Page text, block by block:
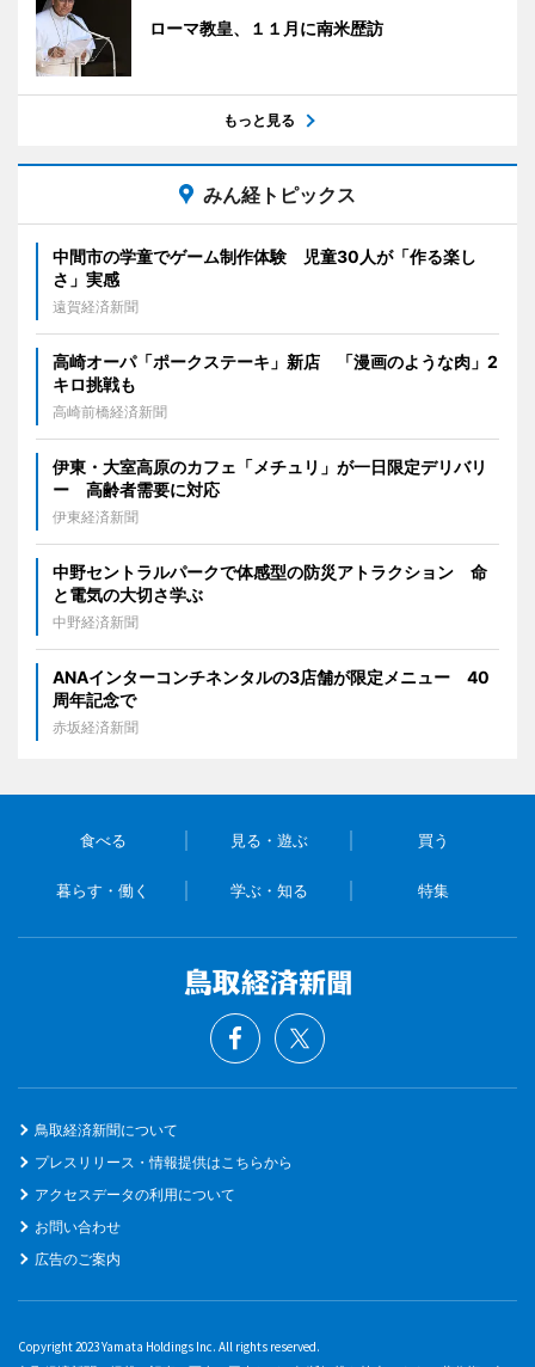
ローマ教皇、１１月に南米歴訪
もっと見る
みん経トピックス
中間市の学童でゲーム制作体験 児童30人が「作る楽し
さ」実感
遠賀経済新聞
高崎オーパ「ポークステーキ」新店 「漫画のような肉」2
キロ挑戦も
高崎前橋経済新聞
伊東・大室高原のカフェ「メチュリ」が一日限定デリバリ
ー 高齢者需要に対応
伊東経済新聞
中野セントラルパークで体感型の防災アトラクション 命
と電気の大切さ学ぶ
中野経済新聞
ANAインターコンチネンタルの3店舗が限定メニュー 40
周年記念で
赤坂経済新聞
食べる 見る・遊ぶ 買う
暮らす・働く 学ぶ・知る 特集
鳥取経済新聞について
プレスリリース・情報提供はこちらから
アクセスデータの利用について
お問い合わせ
広告のご案内
Copyright 2023 Yamata Holdings Inc. All rights reserved.